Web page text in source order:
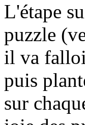
L'étape
puzzle
il va
puis
sur